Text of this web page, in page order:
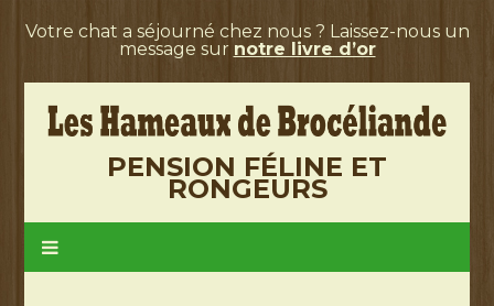
Votre chat a séjourné chez nous ? Laissez-nous un
message sur notre livre d’or
PENSION FÉLINE ET
RONGEURS